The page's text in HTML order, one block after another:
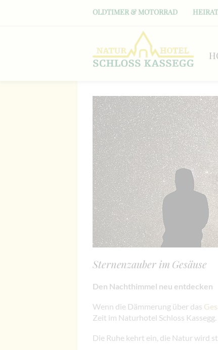
OLDTIMER & MOTORRAD
Sternenzauber im Gesäuse
Den Nachthimmel neu entdecken
Wenn die Dämmerung über das
Zeit im Naturhotel Schloss Kassegg.
Die Ruhe kehrt ein, die Natur wird